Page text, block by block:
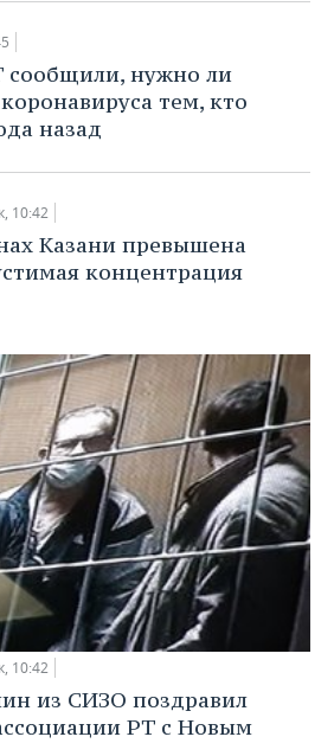
сообщили, нужно ли
тем, кто
назад
10:42
Казани превышена
концентрация
10:42
из СИЗО поздравил
РТ с Новым